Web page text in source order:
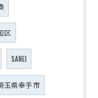
区
SANEI
玉県幸手市